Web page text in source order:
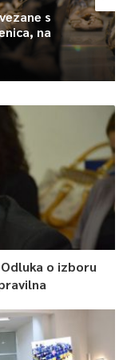
rekonstrukcije
bit će ozvaničeni
s
na
o izboru